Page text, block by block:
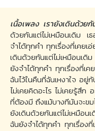
เนื้อเพลง เรายังเดินด้วย
ด้วยกันแต่ไม่เหมือนเดิม เ
จำได้ทุกคำ ทุกเรื่องที่เคยเ
เดินด้วยกันแต่ไม่เหมือนเดิ
ยังจำได้ทุกคำ ทุกเรื่องที่เ
ฉันไว้ในคืนที่ฉันเหงาใจ อยู่
ไม่เคยคิดอะไร ไม่เคยรู้สึก
ที่ต้องมี ถึงแม้บางทีมันจะข
ยังเดินด้วยกันแต่ไม่เหมือน
ฉันยังจำได้ทุกคำ ทุกเรื่อง